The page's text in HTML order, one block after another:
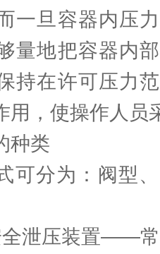
一旦容器内压
量地把容器内
持在许可压力
用，使操作人员
种类
可分为：阀型
全泄压装置——